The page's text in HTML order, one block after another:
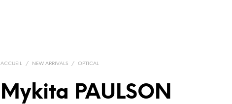
ACCUEIL / NEW ARRIVALS / OPTICAL
Mykita PAULSON